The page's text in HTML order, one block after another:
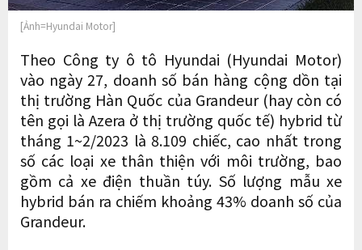
[Ảnh=Hyundai Motor]
Theo Công ty ô tô Hyundai (Hyundai Motor)
vào ngày 27, doanh số bán hàng cộng dồn tại
thị trường Hàn Quốc của Grandeur (hay còn có
tên gọi là Azera ở thị trường quốc tế) hybrid từ
tháng 1~2/2023 là 8.109 chiếc, cao nhất trong
số các loại xe thân thiện với môi trường, bao
gồm cả xe điện thuần túy. Số lượng mẫu xe
hybrid bán ra chiếm khoảng 43% doanh số của
Grandeur.